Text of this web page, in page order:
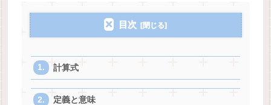
目次
計算式
定義と意味